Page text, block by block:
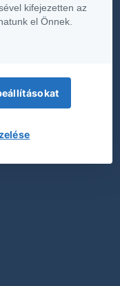
kifejezetten az
el Önnek.